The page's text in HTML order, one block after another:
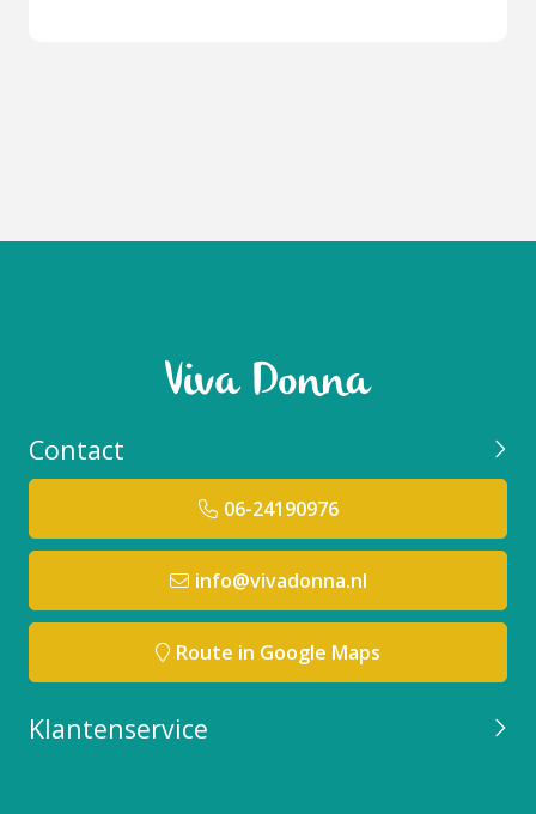
Contact
06-24190976
info@vivadonna.nl
Route in Google Maps
Klantenservice